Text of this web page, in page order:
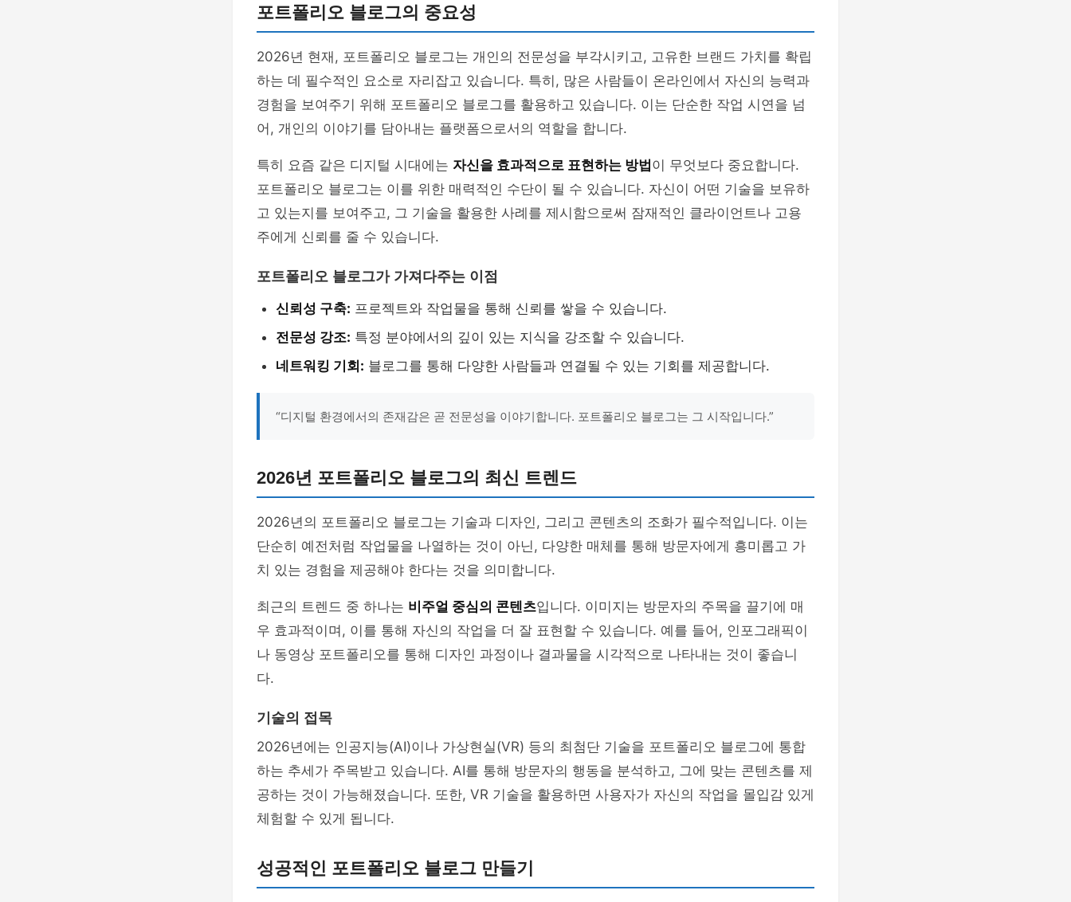
포트폴리오 블로그의 중요성
2026년 현재, 포트폴리오 블로그는 개인의 전문성을 부각시키고, 고유한 브랜드 가치를 확립
하는 데 필수적인 요소로 자리잡고 있습니다. 특히, 많은 사람들이 온라인에서 자신의 능력과
경험을 보여주기 위해 포트폴리오 블로그를 활용하고 있습니다. 이는 단순한 작업 시연을 넘
어, 개인의 이야기를 담아내는 플랫폼으로서의 역할을 합니다.
특히 요즘 같은 디지털 시대에는 자신을 효과적으로 표현하는 방법 이 무엇보다 중요합니다.
포트폴리오 블로그는 이를 위한 매력적인 수단이 될 수 있습니다. 자신이 어떤 기술을 보유하
고 있는지를 보여주고, 그 기술을 활용한 사례를 제시함으로써 잠재적인 클라이언트나 고용
주에게 신뢰를 줄 수 있습니다.
포트폴리오 블로그가 가져다주는 이점
신뢰성 구축: 프로젝트와 작업물을 통해 신뢰를 쌓을 수 있습니다.
전문성 강조: 특정 분야에서의 깊이 있는 지식을 강조할 수 있습니다.
네트워킹 기회: 블로그를 통해 다양한 사람들과 연결될 수 있는 기회를 제공합니다.
“디지털 환경에서의 존재감은 곧 전문성을 이야기합니다. 포트폴리오 블로그는 그 시작입니다.”
2026년 포트폴리오 블로그의 최신 트렌드
2026년의 포트폴리오 블로그는 기술과 디자인, 그리고 콘텐츠의 조화가 필수적입니다. 이는
단순히 예전처럼 작업물을 나열하는 것이 아닌, 다양한 매체를 통해 방문자에게 흥미롭고 가
치 있는 경험을 제공해야 한다는 것을 의미합니다.
최근의 트렌드 중 하나는 비주얼 중심의 콘텐츠입니다. 이미지는 방문자의 주목을 끌기에 매
우 효과적이며, 이를 통해 자신의 작업을 더 잘 표현할 수 있습니다. 예를 들어, 인포그래픽이
나 동영상 포트폴리오를 통해 디자인 과정이나 결과물을 시각적으로 나타내는 것이 좋습니
다.
기술의 접목
2026년에는 인공지능(AI)이나 가상현실(VR) 등의 최첨단 기술을 포트폴리오 블로그에 통합
하는 추세가 주목받고 있습니다. AI를 통해 방문자의 행동을 분석하고, 그에 맞는 콘텐츠를 제
공하는 것이 가능해졌습니다. 또한, VR 기술을 활용하면 사용자가 자신의 작업을 몰입감 있게
체험할 수 있게 됩니다.
성공적인 포트폴리오 블로그 만들기